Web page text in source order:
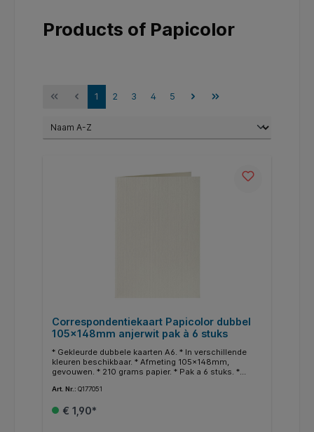
Products of Papicolor
1 2 3 4 5
Correspondentiekaart Papicolor dubbel
105x148mm anjerwit pak à 6 stuks
* Gekleurde dubbele kaarten A6. * In verschillende
kleuren beschikbaar. * Afmeting 105x148mm,
gevouwen. * 210 grams papier. * Pak a 6 stuks. *
kleuren zijn ook enveloppen en A4 papier
Art. Nr.: Q177051
€ 1,90*